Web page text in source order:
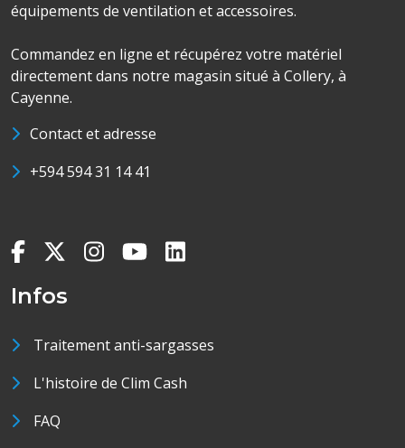
équipements de ventilation et accessoires.
Commandez en ligne et récupérez votre matériel
directement dans notre magasin situé à Collery, à
Cayenne.
Contact et adresse
+594 594 31 14 41
Infos
Traitement anti-sargasses
L'histoire de Clim Cash
FAQ